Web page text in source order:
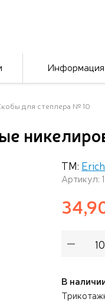
Информация
для степлера № 10
ТМ:
Артикул:
В